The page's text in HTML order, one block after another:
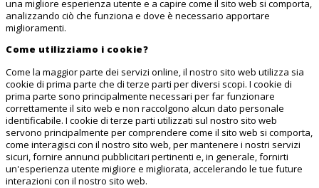
una migliore esperienza utente e a capire come il sito web si comporta,
analizzando ciò che funziona e dove è necessario apportare
miglioramenti.
Come utilizziamo i cookie?
Come la maggior parte dei servizi online, il nostro sito web utilizza sia
cookie di prima parte che di terze parti per diversi scopi. I cookie di
prima parte sono principalmente necessari per far funzionare
correttamente il sito web e non raccolgono alcun dato personale
identificabile. I cookie di terze parti utilizzati sul nostro sito web
servono principalmente per comprendere come il sito web si comporta,
come interagisci con il nostro sito web, per mantenere i nostri servizi
sicuri, fornire annunci pubblicitari pertinenti e, in generale, fornirti
un'esperienza utente migliore e migliorata, accelerando le tue future
interazioni con il nostro sito web.